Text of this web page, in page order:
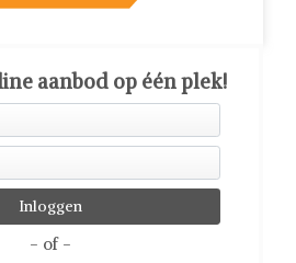
aanbod op één plek!
- of -